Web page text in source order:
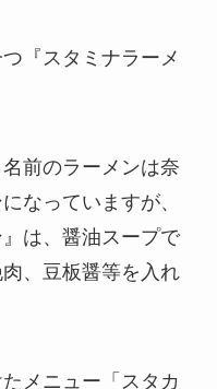
『スタミナラーメ
前のラーメンは奈
なっていますが、
は、醤油スープで
、豆板醤等を入れ
メニュー「スタカ